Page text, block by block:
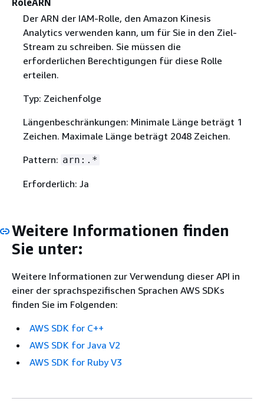
Der ARN der IAM-Rolle, den Amazon Kinesis
Analytics verwenden kann, um für Sie in den Ziel-
Stream zu schreiben. Sie müssen die
erforderlichen Berechtigungen für diese Rolle
erteilen.
Typ: Zeichenfolge
Längenbeschränkungen: Minimale Länge beträgt 1
Zeichen. Maximale Länge beträgt 2048 Zeichen.
Pattern: arn:.*
Erforderlich: Ja
Weitere Informationen finden
Sie unter:
Weitere Informationen zur Verwendung dieser API in
einer der sprachspezifischen Sprachen AWS SDKs
finden Sie im Folgenden:
AWS SDK for C++
AWS SDK for Java V2
AWS SDK for Ruby V3